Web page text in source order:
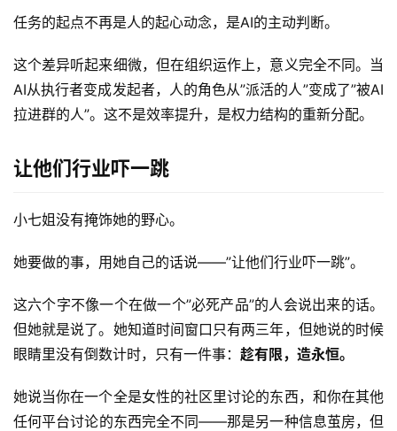
开
代
码
链
任务的起点不再是人的起心动念，是AI的主动判断。
这个差异听起来细微，但在组织运作上，意义完全不同。当
AI从执行者变成发起者，人的角色从”派活的人”变成了”被AI
拉进群的人”。这不是效率提升，是权力结构的重新分配。
让他们行业吓一跳
小七姐没有掩饰她的野心。
她要做的事，用她自己的话说——”让他们行业吓一跳”。
这六个字不像一个在做一个”必死产品”的人会说出来的话。
但她就是说了。她知道时间窗口只有两三年，但她说的时候
眼睛里没有倒数计时，只有一件事： 趁有限，造永恒。
她说当你在一个全是女性的社区里讨论的东西，和你在其他
任何平台讨论的东西完全不同——那是另一种信息茧房，但